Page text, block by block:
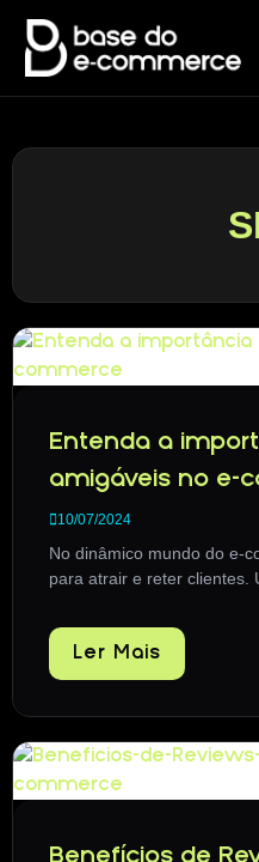
Entenda a
amigáveis no e-
10/07/2024
No dinâmico mundo do e-
para atrair e reter clientes.
Ler Mais
Benefícios de